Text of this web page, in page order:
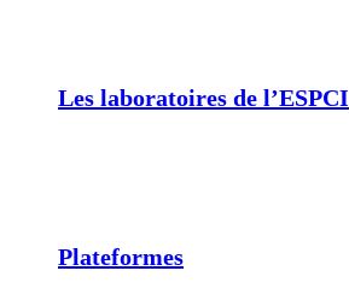
Les laboratoires de l’ESPCI
Plateformes